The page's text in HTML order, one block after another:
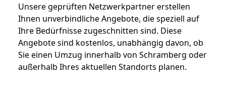
Unsere geprüften Netzwerkpartner erstellen
Ihnen unverbindliche Angebote, die speziell auf
Ihre Bedürfnisse zugeschnitten sind. Diese
Angebote sind kostenlos, unabhängig davon, ob
Sie einen Umzug innerhalb von Schramberg oder
außerhalb Ihres aktuellen Standorts planen.